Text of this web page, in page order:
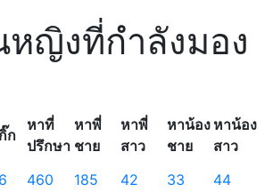
หญิงที่กำลังมอง
ก
หาที่
ปรึกษา
หาพี่
ชาย
หาพี่
สาว
หาน้อง
ชาย
หาน้อง
สาว
460 185 42 33 44